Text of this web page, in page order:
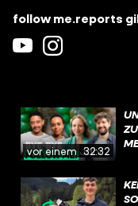
follow me.reports
vor einem Jahr
32:32